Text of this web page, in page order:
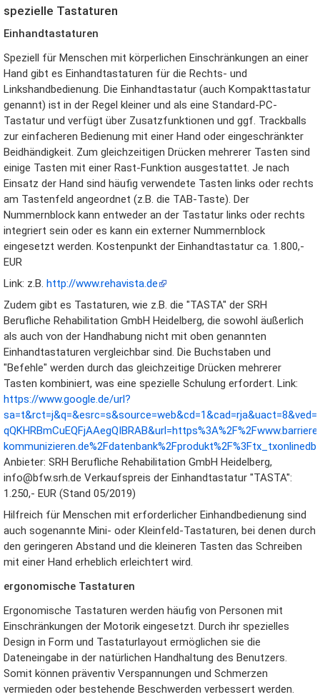
spezielle Tastaturen
Einhandtastaturen
Speziell für Menschen mit körperlichen Einschränkungen an einer
Hand gibt es Einhandtastaturen für die Rechts- und
Linkshandbedienung. Die Einhandtastatur (auch Kompakttastatur
genannt) ist in der Regel kleiner und als eine Standard-PC-
Tastatur und verfügt über Zusatzfunktionen und ggf. Trackballs
zur einfacheren Bedienung mit einer Hand oder eingeschränkter
Beidhändigkeit. Zum gleichzeitigen Drücken mehrerer Tasten sind
einige Tasten mit einer Rast-Funktion ausgestattet. Je nach
Einsatz der Hand sind häufig verwendete Tasten links oder rechts
am Tastenfeld angeordnet (z.B. die TAB-Taste). Der
Nummernblock kann entweder an der Tastatur links oder rechts
integriert sein oder es kann ein externer Nummernblock
eingesetzt werden. Kostenpunkt der Einhandtastatur ca. 1.800,-
EUR
Link: z.B. http://www.rehavista.de
Zudem gibt es Tastaturen, wie z.B. die "TASTA" der SRH
Berufliche Rehabilitation GmbH Heidelberg, die sowohl äußerlich
als auch von der Handhabung nicht mit oben genannten
Einhandtastaturen vergleichbar sind. Die Buchstaben und
"Befehle" werden durch das gleichzeitige Drücken mehrerer
Tasten kombiniert, was eine spezielle Schulung erfordert. Link:
https://www.google.de/url?
Anbieter: SRH Berufliche Rehabilitation GmbH Heidelberg,
info@bfw.srh.de Verkaufspreis der Einhandtastatur "TASTA":
1.250,- EUR (Stand 05/2019)
Hilfreich für Menschen mit erforderlicher Einhandbedienung sind
auch sogenannte Mini- oder Kleinfeld-Tastaturen, bei denen durch
den geringeren Abstand und die kleineren Tasten das Schreiben
mit einer Hand erheblich erleichtert wird.
ergonomische Tastaturen
Ergonomische Tastaturen werden häufig von Personen mit
Einschränkungen der Motorik eingesetzt. Durch ihr spezielles
Design in Form und Tastaturlayout ermöglichen sie die
Dateneingabe in der natürlichen Handhaltung des Benutzers.
Somit können präventiv Verspannungen und Schmerzen
vermieden oder bestehende Beschwerden verbessert werden.